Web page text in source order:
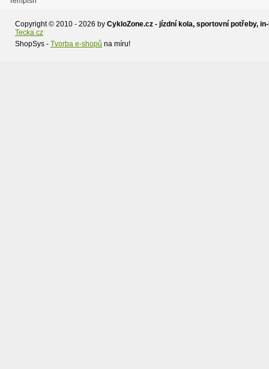
Copyright © 2010 - 2026 by CykloZone.cz - jízdní kola, sportovní potřeby,
Tecka cz
ShopSys - Tvorba e-shopů na míru!